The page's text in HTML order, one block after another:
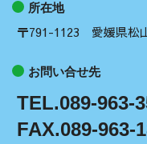
所在地
〒791-1123 愛媛県松
お問い合せ先
TEL.089-963-
FAX.089-963-